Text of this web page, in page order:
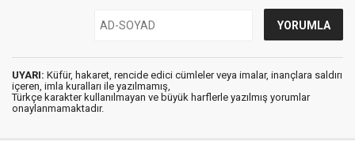
UYARI: Küfür, hakaret, rencide edici cümleler veya imalar, inançlara saldırı
içeren, imla kuralları ile yazılmamış,
Türkçe karakter kullanılmayan ve büyük harflerle yazılmış yorumlar
onaylanmamaktadır.